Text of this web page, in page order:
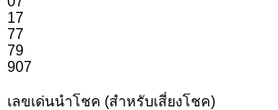
17
77
79
907
เลขเด่นนำโชค (สำหรับเสี่ยงโชค)